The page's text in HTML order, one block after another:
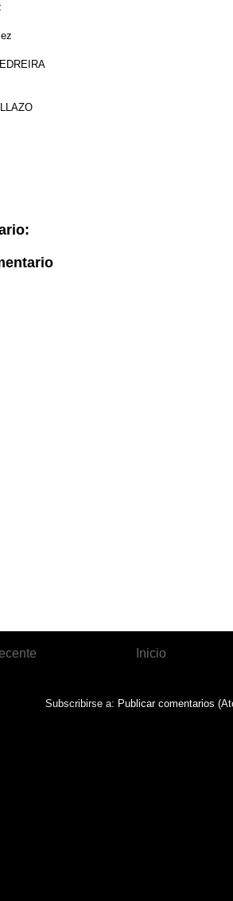
Inicio
Subscribirse a: Publicar comentarios